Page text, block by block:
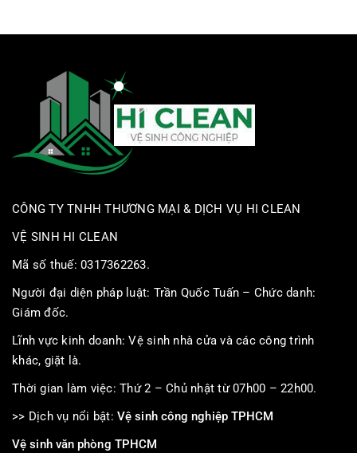
CÔNG TY TNHH THƯƠNG MẠI & DỊCH VỤ HI CLEAN
VỆ SINH HI CLEAN
Mã số thuế: 0317362263.
Người đại diện pháp luật: Trần Quốc Tuấn – Chức danh:
Giám đốc.
Lĩnh vực kinh doanh: Vệ sinh nhà cửa và các công trình
khác, giặt là.
Thời gian làm việc: Thứ 2 – Chủ nhật từ 07h00 – 22h00.
>> Dịch vụ nổi bật: Vệ sinh công nghiệp TPHCM
Vệ sinh văn phòng TPHCM